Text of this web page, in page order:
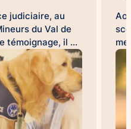
judiciaire, au
du Val de
témoignage, il y
Pour de
la porte
tribunal, revivre
ou d'une
À leurs
judiciaire